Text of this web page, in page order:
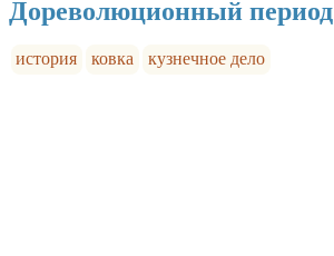
Дореволюционный период
история ковка кузнечное дело